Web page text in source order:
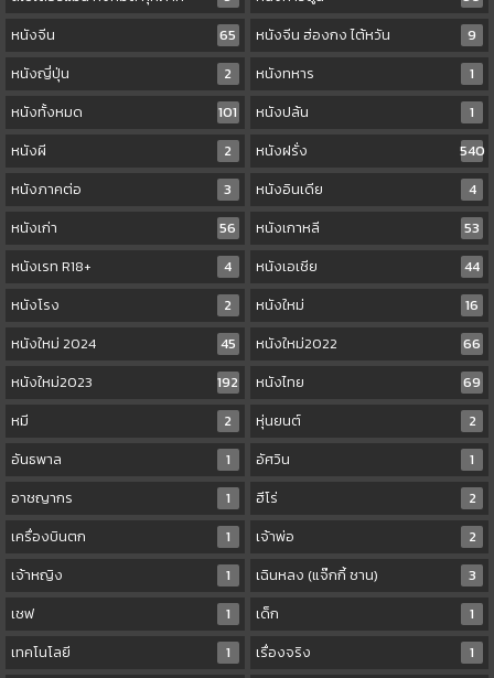
หนังจีน
65 หนังจีน ฮ่องกง ไต้หวัน
9
หนังญี่ปุ่น
2 หนังทหาร
1
หนังทั้งหมด
101 หนังปล้น
1
หนังผี
2 หนังฝรั่ง
540
หนังภาคต่อ
3 หนังอินเดีย
4
หนังเก่า
56 หนังเกาหลี
53
หนังเรท R18+
4 หนังเอเชีย
44
หนังโรง
2 หนังใหม่
16
หนังใหม่ 2024
45 หนังใหม่2022
66
หนังใหม่2023
192 หนังไทย
69
หมี
2 หุ่นยนต์
2
อันธพาล
1 อัศวิน
1
อาชญากร
1 ฮีโร่
2
เครื่องบินตก
1 เจ้าพ่อ
2
เจ้าหญิง
1 เฉินหลง (แจ๊กกี้ ชาน)
3
เชฟ
1 เด็ก
1
เทคโนโลยี
1 เรื่องจริง
1